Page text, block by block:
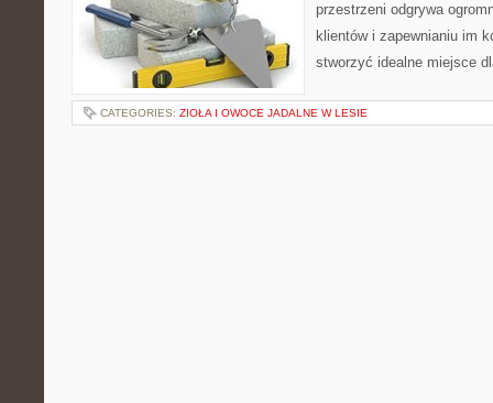
przestrzeni odgrywa
klientów i zapewnianiu im
stworzyć idealne miejsce
CATEGORIES: ZIOŁA I OWOCE JADALNE W LESIE